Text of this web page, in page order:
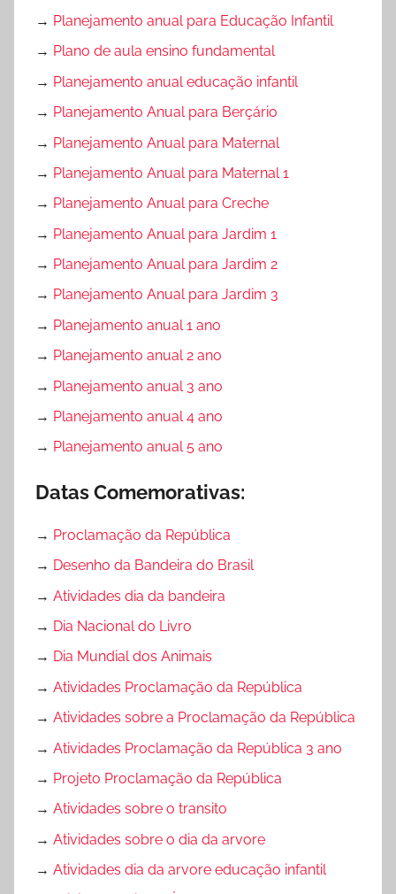
→ Planejamento anual para Educação Infantil
→ Plano de aula ensino fundamental
→ Planejamento anual educação infantil
→ Planejamento Anual para Berçário
→ Planejamento Anual para Maternal
→ Planejamento Anual para Maternal 1
→ Planejamento Anual para Creche
→ Planejamento Anual para Jardim 1
→ Planejamento Anual para Jardim 2
→ Planejamento Anual para Jardim 3
→ Planejamento anual 1 ano
→ Planejamento anual 2 ano
→ Planejamento anual 3 ano
→ Planejamento anual 4 ano
→ Planejamento anual 5 ano
Datas Comemorativas:
→ Proclamação da República
→ Desenho da Bandeira do Brasil
→ Atividades dia da bandeira
→ Dia Nacional do Livro
→ Dia Mundial dos Animais
→ Atividades Proclamação da República
→ Atividades sobre a Proclamação da República
→ Atividades Proclamação da República 3 ano
→ Projeto Proclamação da República
→ Atividades sobre o transito
→ Atividades sobre o dia da arvore
→ Atividades dia da arvore educação infantil